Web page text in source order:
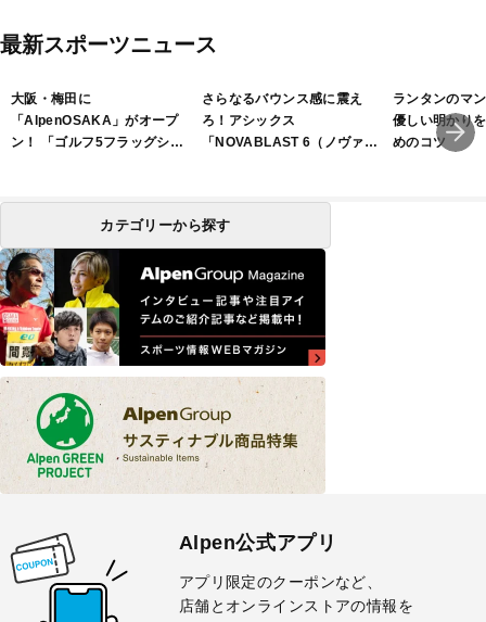
最新スポーツニュース
大阪・梅田に
「AlpenOSAKA」がオープ
ン！ 「ゴルフ5フラッグシッ
さらなるバウンス感に震え
ろ！アシックス
「NOVABLAST 6（ノヴァブ
ランタンのマ
優しい明かり
めのコツ
カテゴリーから探す
Alpen公式アプリ
アプリ限定のクーポンなど、
店舗とオンラインストアの情報を